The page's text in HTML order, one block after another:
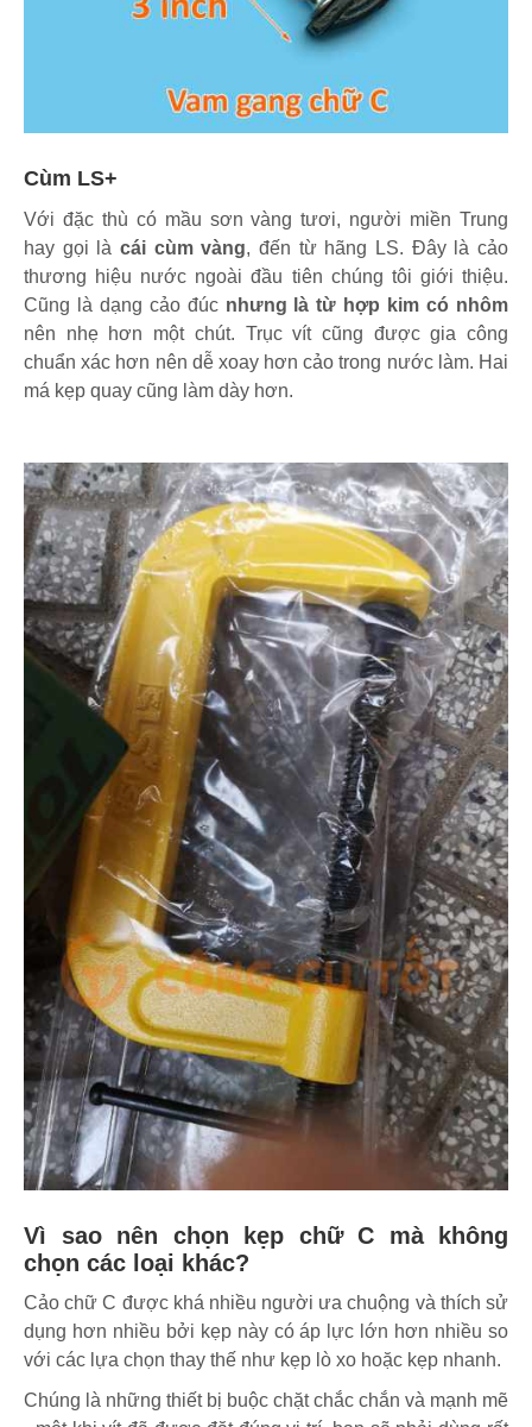
Cùm LS+
Với đặc thù có mầu sơn vàng tươi, người miền Trung
hay gọi là cái cùm vàng, đến từ hãng LS. Đây là cảo
thương hiệu nước ngoài đầu tiên chúng tôi giới thiệu.
Cũng là dạng cảo đúc nhưng là từ hợp kim có nhôm
nên nhẹ hơn một chút. Trục vít cũng được gia công
chuẩn xác hơn nên dễ xoay hơn cảo trong nước làm. Hai
má kẹp quay cũng làm dày hơn.
Vì sao nên chọn kẹp chữ C mà không
chọn các loại khác?
Cảo chữ C được khá nhiều người ưa chuộng và thích sử
dụng hơn nhiều bởi kẹp này có áp lực lớn hơn nhiều so
với các lựa chọn thay thế như kẹp lò xo hoặc kẹp nhanh.
Chúng là những thiết bị buộc chặt chắc chắn và mạnh mẽ